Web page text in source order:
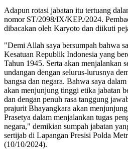
Adapun rotasi jabatan itu tertuang
nomor ST/2098/IX/KEP./2024.
dibacakan oleh Karyoto dan diikuti
"Demi Allah saya bersumpah bahwa
Kesatuan Republik Indonesia yang
Tahun 1945. Serta akan menjalankan
undangan dengan selurus-lurusnya
bangsa dan negara. Bahwa saya
akan menjunjung tinggi etika jabatan
dan dengan penuh rasa tanggung
prajurit Bhayangkara akan
Prasetya dalam menjalankan tugas
negara," demikian sumpah jabatan
sertijab di Lapangan Presisi Polda
(10/10/2024).